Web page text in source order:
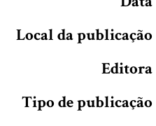
Local da publicação
Editora
Tipo de publicação